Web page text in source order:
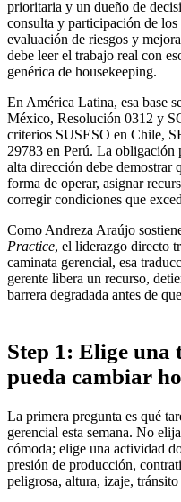
prioritaria y un dueño de
consulta y participación de
evaluación de riesgos y
debe leer el trabajo real con
genérica de housekeeping.
En América Latina, esa base
México, Resolución 0312 y
criterios SUSESO en Chile,
29783 en Perú. La obligación
alta dirección debe demostrar
forma de operar, asignar
corregir condiciones que
Como Andreza Araújo
Practice, el liderazgo directo
caminata gerencial, esa
gerente libera un recurso,
barrera degradada antes de
Step 1: Elige una
pueda cambiar
La primera pregunta es qué
gerencial esta semana. No
cómoda; elige una actividad
presión de producción,
peligrosa, altura, izaje,